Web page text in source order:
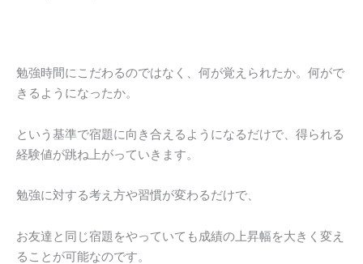
勉強時間にこだわるのではなく、何が覚えられたか。何がで
きるようになったか。
という基準で宿題に向き合えるようになるだけで、得られる
経験値が跳ね上がっていきます。
勉強に対する考え方や習慣が変わるだけで、
お友達と同じ宿題をやっていても成績の上昇幅を大きく変え
ることが可能なのです。